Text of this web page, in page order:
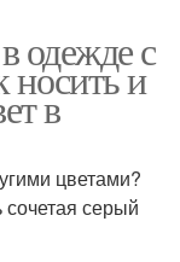
одежде с
носить и
в
цветами?
серый